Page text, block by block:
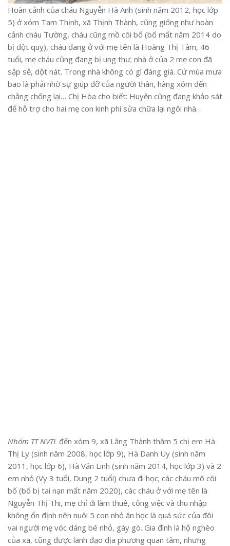
Hoàn cảnh của cháu Nguyễn Hà Anh (sinh năm 2012, học lớp
5) ở xóm Tam Thịnh, xã Thịnh Thành, cũng giống như hoàn
cảnh cháu Tường, cháu cũng mồ côi bố (bố mất năm 2014 do
bị đột quỵ), cháu đang ở với mẹ tên là Hoàng Thị Tâm, 46
tuổi, mẹ cháu cũng đang bị ung thư; nhà ở của 2 mẹ con đã
sập sệ, dột nát. Trong nhà không có gì đáng giá. Cứ mùa mưa
bão là phải nhờ sự giúp đỡ của người thân, hàng xóm đến
chằng chống lại… Chị Hòa cho biết: Huyện cũng đang khảo sát
để hỗ trợ cho hai mẹ con kinh phí sửa chữa lại ngôi nhà…
Nhóm TT NVTL đến xóm 9, xã Lăng Thành thăm 5 chị em Hà
Thị Ly (sinh năm 2008, học lớp 9), Hà Danh Uy (sinh năm
2011, học lớp 6), Hà Văn Linh (sinh năm 2014, học lớp 3) và 2
em nhỏ (Vy 3 tuổi, Dung 2 tuổi) chưa đi học; các cháu mô côi
bố (bố bị tai nạn mất năm 2020), các cháu ở với mẹ tên là
Nguyễn Thị Thi, mẹ chỉ đi làm thuê, công việc và thu nhập
không ổn định nên nuôi 5 con nhỏ ăn học là quá sức của đôi
vai người mẹ vóc dáng bé nhỏ, gày gò. Gia đình là hộ nghèo
của xã, cũng được lãnh đạo địa phương quan tâm, nhưng